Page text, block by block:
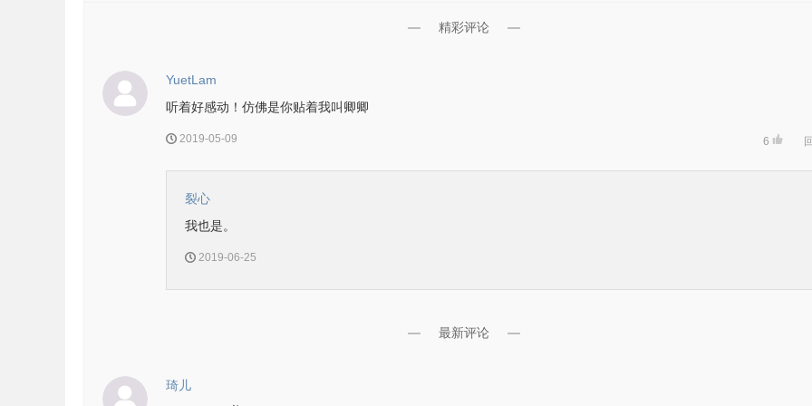
精彩评论
YuetLam
听着好感动！仿佛是你贴着我叫卿卿
2019-05-09 6
裂心
我也是。
2019-06-25
最新评论
琦儿